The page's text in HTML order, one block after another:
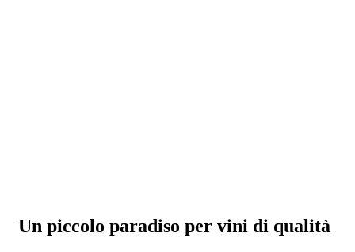
Un piccolo paradiso per vini di qualità